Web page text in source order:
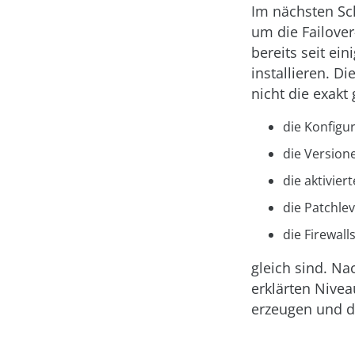
Im nächsten
um die
bereits seit
installieren.
nicht die exakt
die
die
die
die
die
gleich sind.
erklärten
erzeugen und